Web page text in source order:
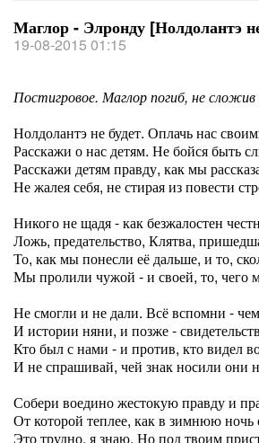
Маглор - Элронду [Нолдолантэ
19-08-2015 01:15
Постигровое. Маглор погиб, не
Нолдолантэ не будет. Оплачь нас
Расскажи о нас детям. Не бойся быть
Расскажи детям правду, как мы
Не жалея себя, не стирая из повести
Никого не щадя - как безжалостен
Ложь, предательство, Клятва,
То, как мы понесли её дальше, и то,
Мы пролили чужой - и своей, то, чего
Не смогли и не дали. Всё вспомни -
И истории няни, и позже -
Кто был с нами - и против, кто видел
И не спрашивай, чей знак носили они
Собери воедино жестокую правду и
От которой теплее, как в зимнюю ночь
Это трудно, я знаю. Но под твоим